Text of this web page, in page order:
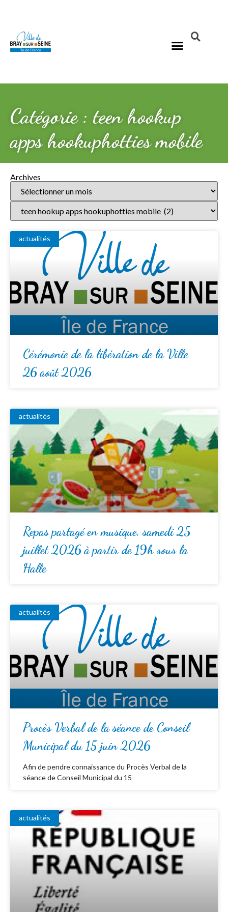
Catégorie : teen hookup
apps hookuphotties mobile
Archives
actualités
Cérémonie de la libération de la Ville
26 août 2026
actualités
Repas partagé en musique, samedi 25
juillet 2026 à partir de 19h sous la
Halle
actualités
Procès Verbal de la séance de Conseil
Municipal du 15 juin 2026
Afin de pendre connaissance du Procès Verbal de la
séance de Conseil Municipal du 15
actualités